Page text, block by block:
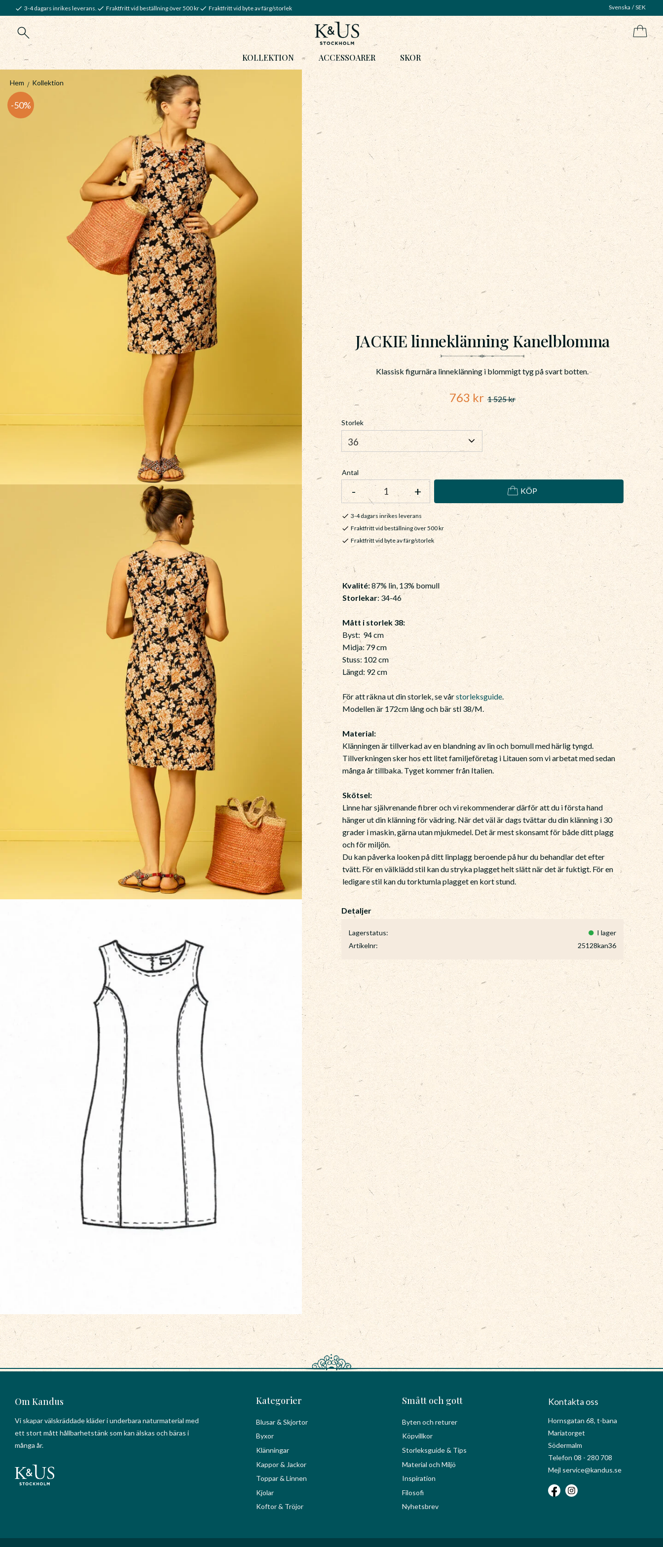
3-4 dagars inrikes leverans. Fraktfritt vid beställning över 500 kr Fraktfritt vid byte av färg/storlek
KOLLEKTION ACCESSOARER SKOR
Svenska SEK
Hem Kollektion
50%
JACKIE linneklänning Kanelblomma
Klassisk figurnära linneklänning i blommigt tyg på svart botten.
Nedsatt pris:
763kr Ordinarie pris:
1 525kr
Storlek
Antal
+
- KÖP
3-4 dagars inrikes leverans
Fraktfritt vid beställning över 500 kr
Fraktfritt vid byte av färg/storlek
Lagerstatus
I lager
Artikelnr
25128kan36
Kvalité:87% lin, 13% bomull
Storlekar: 34-46
Mått i storlek 38:
Byst: 94 cm
Midja: 79 cm
Stuss: 102 cm
Längd: 92 cm
För att räkna ut din storlek, se vårstorleksguide.
Modellen är 172cm lång och bär stl 38/M.
Material:
Klänningen är tillverkad av en blandning av lin och bomull med härlig tyngd.
Tillverkningen sker hos ett litet familjeföretag i Litauen som vi arbetat med sedan
många år tillbaka. Tyget kommer från Italien.
Skötsel:
Linne har självrenande fibrer och vi rekommenderar därför att du i första hand
hänger ut din klänning för vädring. När det väl är dags tvättar du din klänning i 30
grader i maskin, gärna utan mjukmedel. Det är mest skonsamt för både ditt plagg
och för miljön.
Du kan påverka looken på ditt linplagg beroende på hur du behandlar det efter
tvätt. För en välklädd stil kan du stryka plagget helt slätt när det är fuktigt. För en
ledigare stil kan du torktumla plagget en kort stund.
Om Kandus
Vi skapar välskräddade kläder i underbara naturmaterial med
ett stort mått hållbarhetstänk som kan älskas och bäras i
många år.
Kategorier
Blusar & Skjortor
Byxor
Klänningar
Kappor & Jackor
Toppar & Linnen
Kjolar
Koftor & Tröjor
Smått och gott
Byten och returer
Köpvillkor
Storleksguide & Tips
Material och Miljö
Inspiration
Filosofi
Nyhetsbrev
Kontakta oss
Hornsgatan 68, t-bana
Mariatorget
Södermalm
Telefon 08 - 280 708
Mejl service@kandus.se